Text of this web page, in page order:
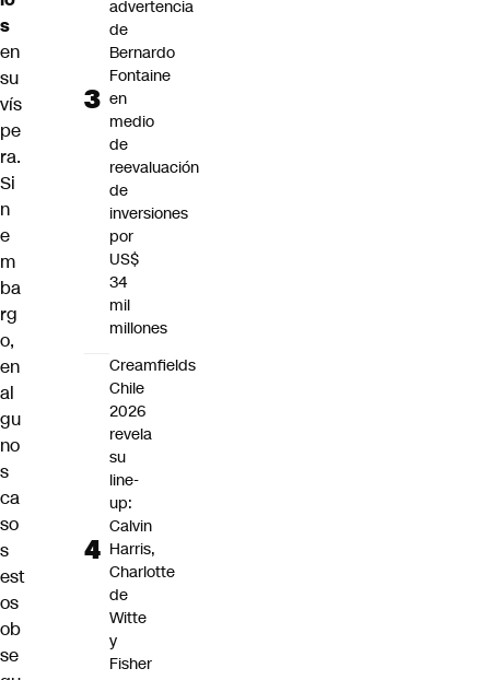
s
en
su
vís
pe
ra.
Si
n
e
m
ba
rg
o,
en
al
gu
no
s
ca
so
s
est
os
ob
se
advertencia
de
Bernardo
Fontaine
en
medio
de
reevaluación
de
inversiones
por
US$
34
mil
millones
Creamfields
Chile
2026
revela
su
line-
up:
Calvin
Harris,
Charlotte
de
Witte
y
Fisher